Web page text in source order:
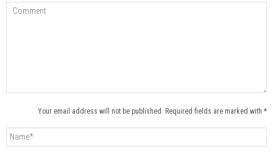
Your email address will not be published. Required fields are marked with *